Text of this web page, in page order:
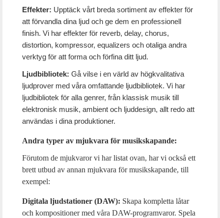
Effekter: Upptäck vårt breda sortiment av effekter för
att förvandla dina ljud och ge dem en professionell
finish. Vi har effekter för reverb, delay, chorus,
distortion, kompressor, equalizers och otaliga andra
verktyg för att forma och förfina ditt ljud.
Ljudbibliotek: Gå vilse i en värld av högkvalitativa
ljudprover med våra omfattande ljudbibliotek. Vi har
ljudbibliotek för alla genrer, från klassisk musik till
elektronisk musik, ambient och ljuddesign, allt redo att
användas i dina produktioner.
Andra typer av mjukvara för musikskapande:
Förutom de mjukvaror vi har listat ovan, har vi också ett
brett utbud av annan mjukvara för musikskapande, till
exempel:
Digitala ljudstationer (DAW): Skapa kompletta låtar
och kompositioner med våra DAW-programvaror. Spela